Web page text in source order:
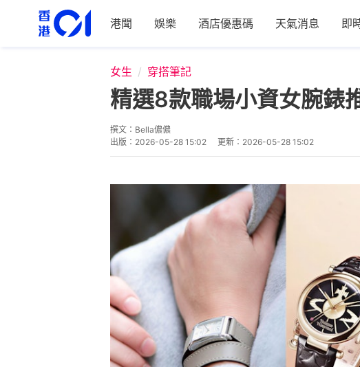
港聞 娛樂 酒店優惠碼 天氣消息 即
女生 穿搭筆記
精選8款職場小資女腕
撰文： Bella儂儂
出版： 2026-05-28 15:02 更新： 2026-05-28 15:02